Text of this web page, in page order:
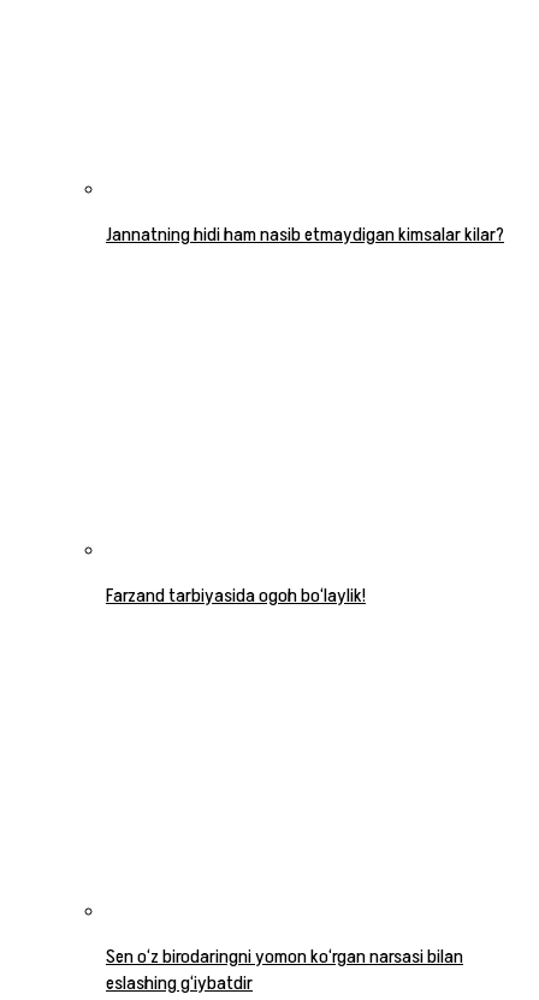
Jannatning hidi ham nasib etmaydigan kimsalar kilar?
Farzand tarbiyasida ogoh bo‘laylik!
Sen o‘z birodaringni yomon ko‘rgan narsasi bilan
eslashing g‘iybatdir